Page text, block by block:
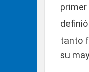
tanto
su